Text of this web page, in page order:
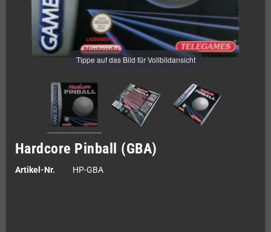
Tippe auf das Bild für Vollbildansicht
Hardcore Pinball (GBA)
Artikel-Nr. HP-GBA